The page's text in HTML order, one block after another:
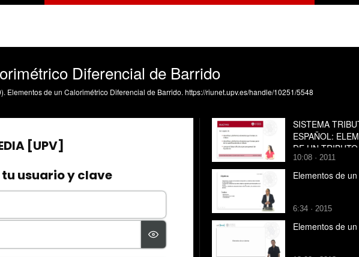
Diferencial de Barrido
Elementos de un Calorimétrico Diferencial de Barrido. https://riunet.upv.es/handle/10251/5548
SISTEMA
ESPAÑOL:
DE UN TRIBUTO
10:08 · 2011
Elementos de
6:34 · 2015
Elementos de